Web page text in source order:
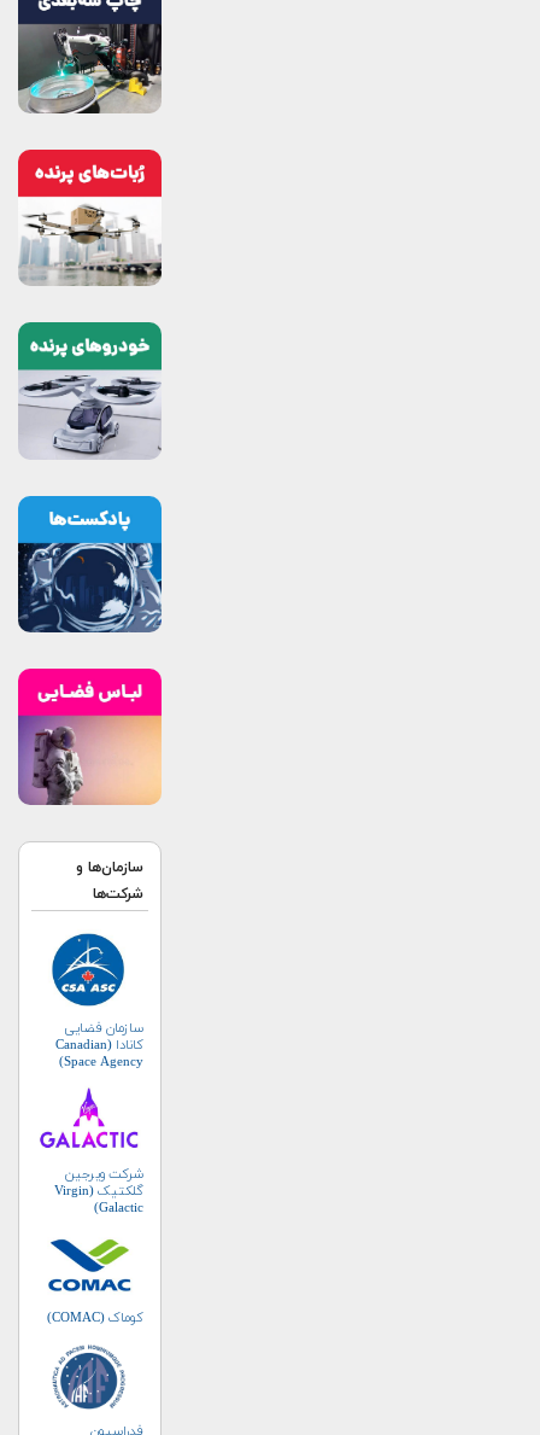
سازمان‌ها و
شرکت‌ها
سازمان فضایی
کانادا (Canadian
Space Agency)
شرکت ویرجین
گلکتیک (Virgin
Galactic)
کوماک (COMAC)